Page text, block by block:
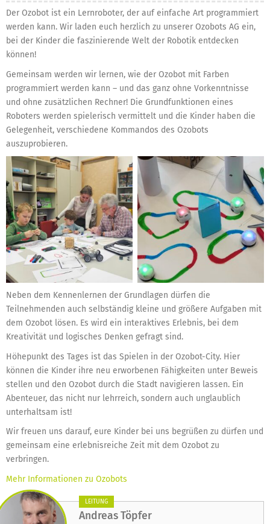
Der Ozobot ist ein Lernroboter, der auf einfache Art programmiert
werden kann. Wir laden euch herzlich zu unserer Ozobots AG ein,
bei der Kinder die faszinierende Welt der Robotik entdecken
können!
Gemeinsam werden wir lernen, wie der Ozobot mit Farben
programmiert werden kann – und das ganz ohne Vorkenntnisse
und ohne zusätzlichen Rechner! Die Grundfunktionen eines
Roboters werden spielerisch vermittelt und die Kinder haben die
Gelegenheit, verschiedene Kommandos des Ozobots
auszuprobieren.
Neben dem Kennenlernen der Grundlagen dürfen die
Teilnehmenden auch selbständig kleine und größere Aufgaben mit
dem Ozobot lösen. Es wird ein interaktives Erlebnis, bei dem
Kreativität und logisches Denken gefragt sind.
Höhepunkt des Tages ist das Spielen in der Ozobot-City. Hier
können die Kinder ihre neu erworbenen Fähigkeiten unter Beweis
stellen und den Ozobot durch die Stadt navigieren lassen. Ein
Abenteuer, das nicht nur lehrreich, sondern auch unglaublich
unterhaltsam ist!
Wir freuen uns darauf, eure Kinder bei uns begrüßen zu dürfen und
gemeinsam eine erlebnisreiche Zeit mit dem Ozobot zu
verbringen.
Mehr Informationen zu Ozobots
LEITUNG
Andreas Töpfer